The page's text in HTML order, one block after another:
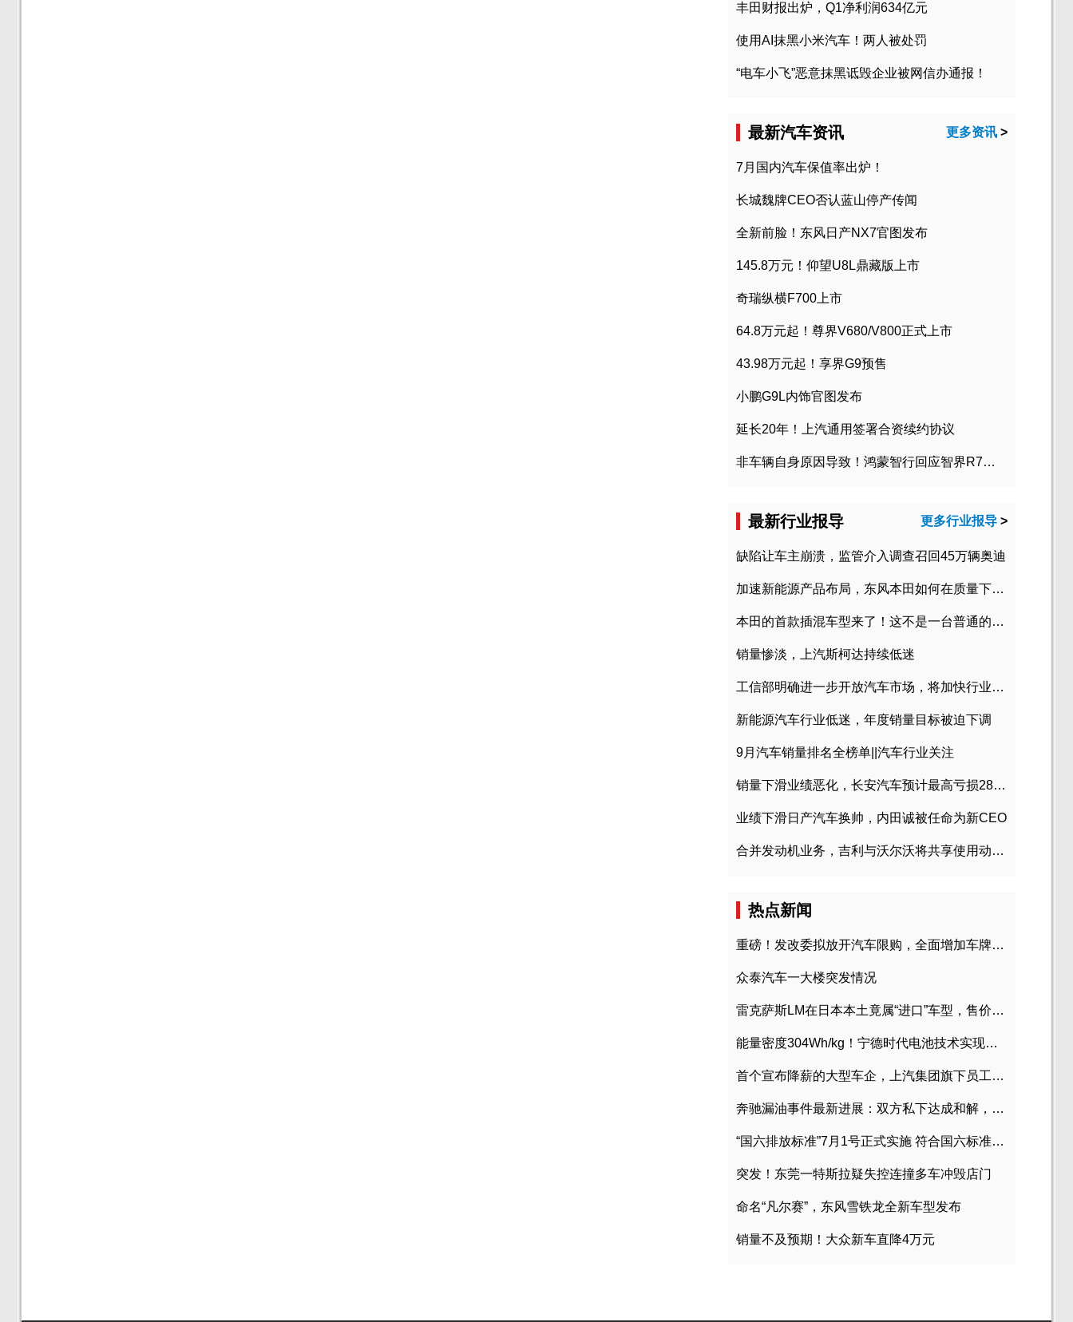
丰田财报出炉，Q1净利润634亿元
使用AI抹黑小米汽车！两人被处罚
“电车小飞”恶意抹黑诋毁企业被网信办通报！
最新汽车资讯 更多资讯 >
7月国内汽车保值率出炉！
长城魏牌CEO否认蓝山停产传闻
全新前脸！东风日产NX7官图发布
145.8万元！仰望U8L鼎藏版上市
奇瑞纵横F700上市
64.8万元起！尊界V680/V800正式上市
43.98万元起！享界G9预售
小鹏G9L内饰官图发布
延长20年！上汽通用签署合资续约协议
非车辆自身原因导致！鸿蒙智行回应智界R7起火事故
最新行业报导 更多行业报导 >
缺陷让车主崩溃，监管介入调查召回45万辆奥迪
加速新能源产品布局，东风本田如何在质量下转型？
本田的首款插混车型来了！这不是一台普通的CR-V
销量惨淡，上汽斯柯达持续低迷
工信部明确进一步开放汽车市场，将加快行业兼并重组
新能源汽车行业低迷，年度销量目标被迫下调
9月汽车销量排名全榜单||汽车行业关注
销量下滑业绩恶化，长安汽车预计最高亏损28亿元
业绩下滑日产汽车换帅，内田诚被任命为新CEO
合并发动机业务，吉利与沃尔沃将共享使用动力总成
热点新闻
重磅！发改委拟放开汽车限购，全面增加车牌指标
众泰汽车一大楼突发情况
雷克萨斯LM在日本本土竟属“进口”车型，售价2580万日元
能量密度304Wh/kg！宁德时代电池技术实现突破
首个宣布降薪的大型车企，上汽集团旗下员工降薪文件曝光
奔驰漏油事件最新进展：双方私下达成和解，工商已介入调查
“国六排放标准”7月1号正式实施 符合国六标准车型目录一览
突发！东莞一特斯拉疑失控连撞多车冲毁店门
命名“凡尔赛”，东风雪铁龙全新车型发布
销量不及预期！大众新车直降4万元